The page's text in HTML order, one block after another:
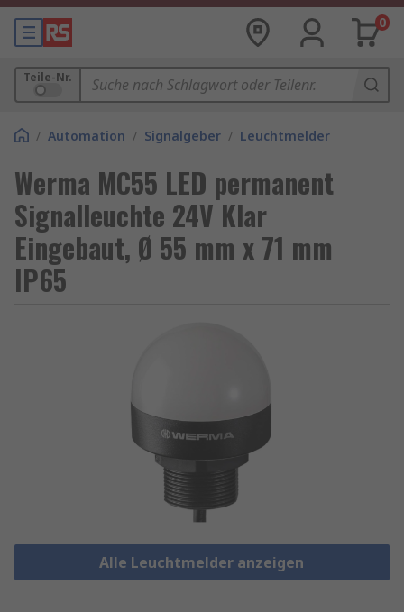
0
Teile-Nr.
/ Automation / Signalgeber / Leuchtmelder
Werma MC55 LED permanent
Signalleuchte 24V Klar
Eingebaut, Ø 55 mm x 71 mm
IP65
Alle Leuchtmelder anzeigen